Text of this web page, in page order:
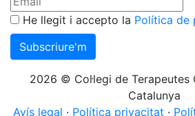
He llegit i accepto la Política de
2026 © Col·legi de Terapeutes
Catalunya
Avís legal · Política privacitat ·